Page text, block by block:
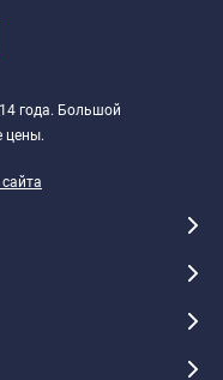
года. Большой
цены.